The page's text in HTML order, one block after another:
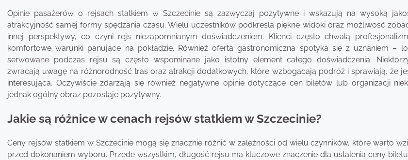
Opinie pasażerów o rejsach statkiem w Szczecinie są zazwyczaj pozytywne i wskazują na wysoką
atrakcyjność samej formy spędzania czasu. Wielu uczestników podkreśla piękne widoki oraz możliwość
innej perspektywy, co czyni rejs niezapomnianym doświadczeniem. Klienci często chwalą
komfortowe warunki panujące na pokładzie. Również oferta gastronomiczna spotyka się z uznaniem –
serwowane podczas rejsu są często wspominane jako istotny element całego doświadczenia.
zwracają uwagę na różnorodność tras oraz atrakcji dodatkowych, które wzbogacają podróż i sprawiają, że
interesująca. Oczywiście zdarzają się również negatywne opinie dotyczące cen biletów lub organizacji
jednak ogólny obraz pozostaje pozytywny.
Jakie są różnice w cenach rejsów statkiem w Szczecinie?
Ceny rejsów statkiem w Szczecinie mogą się znacznie różnić w zależności od wielu czynników, które warto
przed dokonaniem wyboru. Przede wszystkim, długość rejsu ma kluczowe znaczenie dla ustalenia ceny